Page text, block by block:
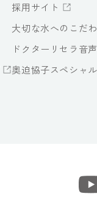
採用サイト
大切な水へのこだわ
ドクターリセラ音
奥迫協子スペシャ